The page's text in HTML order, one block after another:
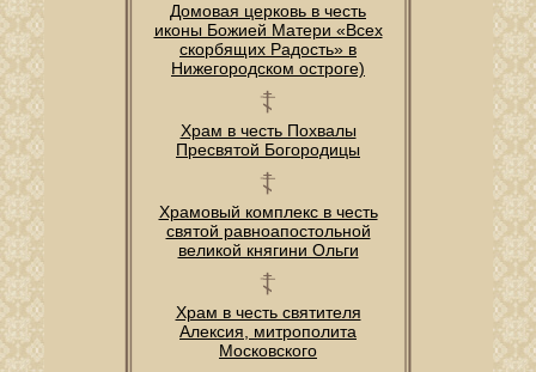
Домовая церковь в честь
иконы Божией Матери «Всех
скорбящих Радость» в
Нижегородском остроге)
Храм в честь Похвалы
Пресвятой Богородицы
Храмовый комплекс в честь
святой равноапостольной
великой княгини Ольги
Храм в честь святителя
Алексия, митрополита
Московского